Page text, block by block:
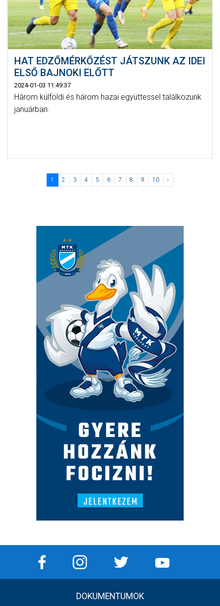
HAT EDZŐMÉRKŐZÉST JÁTSZUNK AZ IDEI
ELSŐ BAJNOKI ELŐTT
2024-01-03 11:49:37
Három külföldi és három hazai együttessel találkozunk
januárban.
1 2 3 4 5 6 7 8 9 10 ›
DOKUMENTUMOK